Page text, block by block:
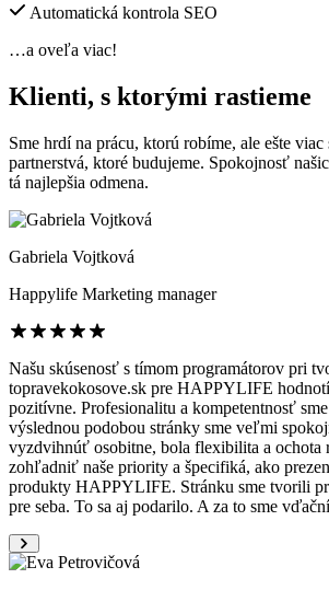
Automatická kontrola SEO
…a oveľa viac!
Klienti, s ktorými rastieme
Sme hrdí na prácu, ktorú robíme, ale ešte viac
partnerstvá, ktoré budujeme. Spokojnosť
tá najlepšia odmena.
Gabriela Vojtková
Happylife Marketing manager
Našu skúsenosť s tímom programátorov pri
topravekokosove.sk pre HAPPYLIFE
pozitívne. Profesionalitu a kompetentnosť
výslednou podobou stránky sme veľmi
vyzdvihnúť osobitne, bola flexibilita a ochota
zohľadniť naše priority a špecifiká, ako
produkty HAPPYLIFE. Stránku sme tvorili
pre seba. To sa aj podarilo. A za to sme